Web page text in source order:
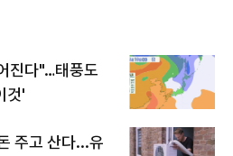
진다"…태풍도
것'
주고 산다...유